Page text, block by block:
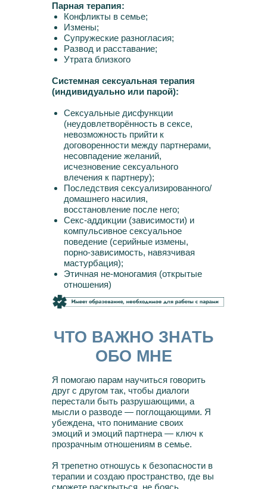
Парная терапия:
Конфликты в семье;
Измены;
Супружеские разногласия;
Развод и расставание;
Утрата близкого
Системная сексуальная терапия
(индивидуально или парой):
Сексуальные дисфункции
(неудовлетворённость в сексе,
невозможность прийти к
договоренности между партнерами,
несовпадение желаний,
исчезновение сексуального
влечения к партнеру);
Последствия сексуализированного/
домашнего насилия,
восстановление после него;
Секс-аддикции (зависимости) и
компульсивное сексуальное
поведение (серийные измены,
порно-зависимость, навязчивая
мастурбация);
Этичная не-моногамия (открытые
отношения)
Я помогаю парам научиться говорить
друг с другом так, чтобы диалоги
перестали быть разрушающими, а
мысли о разводе — поглощающими. Я
убеждена, что понимание своих
эмоций и эмоций партнера — ключ к
прозрачным отношениям в семье.
Я трепетно отношусь к безопасности в
терапии и создаю пространство, где вы
сможете раскрыться, не боясь
ЧТО ВАЖНО ЗНАТЬ
ОБО МНЕ